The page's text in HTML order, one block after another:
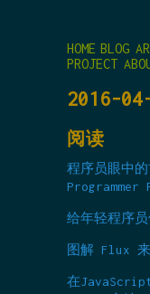
HOME BLOG
PROJECT
2016-
阅读
程序员眼中
给年轻程序
图解 Flux
在JavaScript